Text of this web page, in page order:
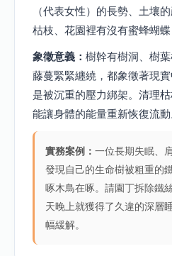
（代表女性）的長勢、土壤
枯枝、花園裡有沒有蜜蜂蝴蝶
象徵意義： 樹幹有樹洞、樹
藤蔓緊緊纏繞，都象徵著現
是被沉重的壓力綁架。清理
能讓身體的能量重新恢復流動
實務案例： 一位長期失眠、
發現自己的生命樹被粗重的
啄木鳥在啄。請園丁拆除鐵
天晚上就獲得了久違的深層
幅緩解。